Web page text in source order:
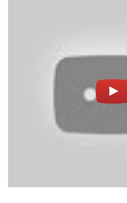
I MIEI PREFERITI
CALENDARIO